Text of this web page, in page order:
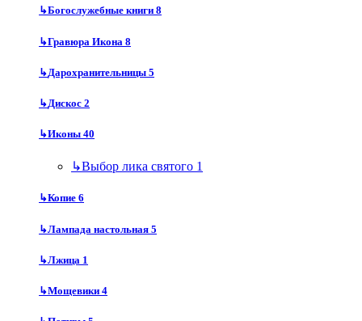
↳Богослужебные книги 8
↳Гравюра Икона 8
↳Дарохранительницы 5
↳Дискос 2
↳Иконы 40
↳Выбор лика святого 1
↳Копие 6
↳Лампада настольная 5
↳Лжица 1
↳Мощевики 4